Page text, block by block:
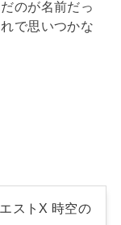
のが名前だっ
で思いつかな
ストX 時空の